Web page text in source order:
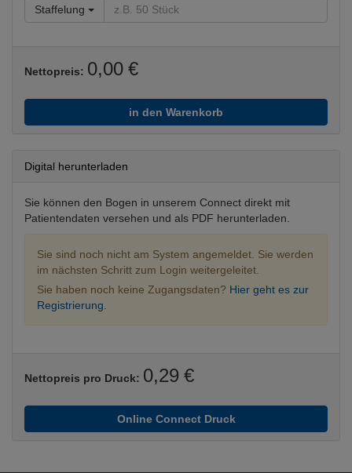
Staffelung
Nettopreis: 0,00 €
in den Warenkorb
Digital herunterladen
Sie können den Bogen in unserem Connect direkt mit
Patientendaten versehen und als PDF herunterladen.
Sie sind noch nicht am System angemeldet. Sie werden
im nächsten Schritt zum Login weitergeleitet.
Sie haben noch keine Zugangsdaten? Hier geht es zur
Registrierung.
Nettopreis pro Druck: 0,29 €
Online Connect Druck